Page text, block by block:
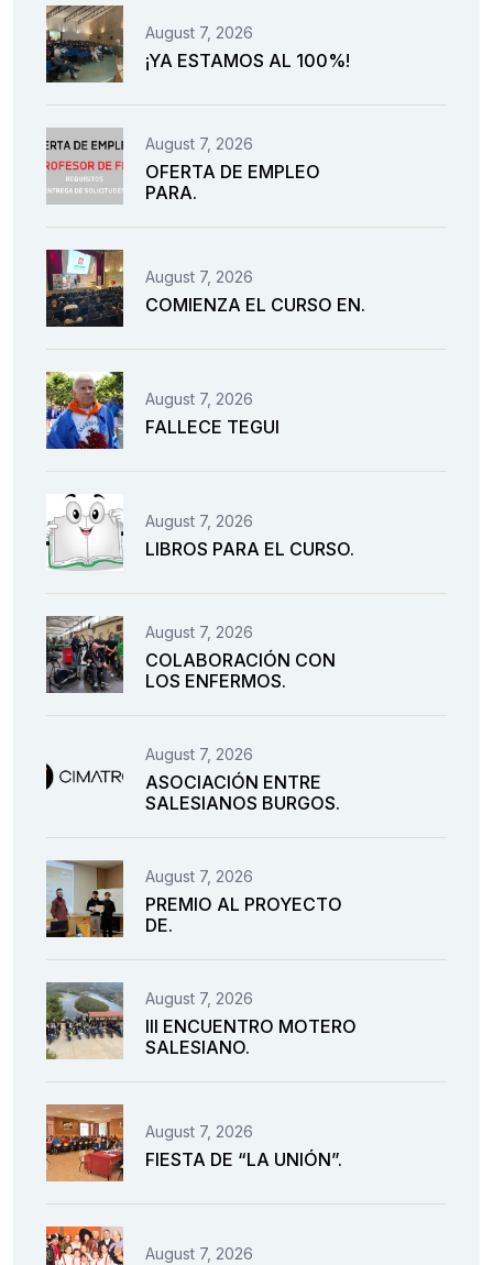
August 7, 2026
¡YA ESTAMOS AL 100%!
August 7, 2026
OFERTA DE EMPLEO
PARA.
August 7, 2026
COMIENZA EL CURSO EN.
August 7, 2026
FALLECE TEGUI
August 7, 2026
LIBROS PARA EL CURSO.
August 7, 2026
COLABORACIÓN CON
LOS ENFERMOS.
August 7, 2026
ASOCIACIÓN ENTRE
SALESIANOS BURGOS.
August 7, 2026
PREMIO AL PROYECTO
DE.
August 7, 2026
III ENCUENTRO MOTERO
SALESIANO.
August 7, 2026
FIESTA DE “LA UNIÓN”.
August 7, 2026